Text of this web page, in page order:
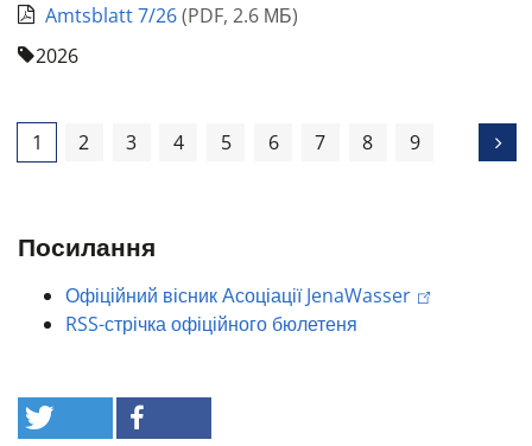
Amtsblatt 7/26(PDF, 2.6 МБ)
2026
1 2 3 4 5 6 7 8 9
Посилання
Офіційний вісник Асоціації JenaWasser
RSS-стрічка офіційного бюлетеня